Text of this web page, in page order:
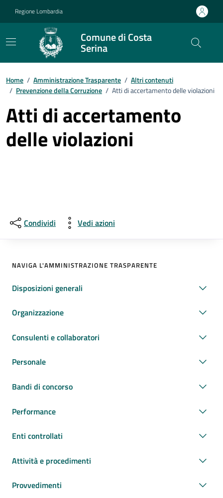
Regione Lombardia
Comune di Costa
Serina
Home / Amministrazione Trasparente / Altri contenuti
/ Prevenzione della Corruzione / Atti di accertamento delle violazioni
Atti di accertamento
delle violazioni
Condividi Vedi azioni
NAVIGA L'AMMINISTRAZIONE TRASPARENTE
Disposizioni generali
Organizzazione
Consulenti e collaboratori
Personale
Bandi di concorso
Performance
Enti controllati
Attività e procedimenti
Provvedimenti